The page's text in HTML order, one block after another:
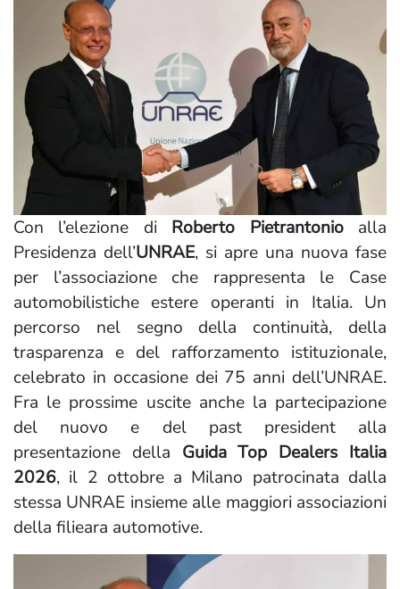
Con l’elezione di Roberto Pietrantonioalla
Presidenza dell’UNRAE, si apre una nuova fase
per l’associazione che rappresenta le Case
automobilistiche estere operanti in Italia. Un
percorso nel segno della continuità, della
trasparenza e del rafforzamento istituzionale,
celebrato in occasione dei 75 anni dell’UNRAE.
Fra le prossime uscite anche la partecipazione
del nuovo e del past president alla
presentazione della Guida Top Dealers Italia
2026, il 2 ottobre a Milano patrocinata dalla
stessa UNRAE insieme alle maggiori associazioni
della filieara automotive.